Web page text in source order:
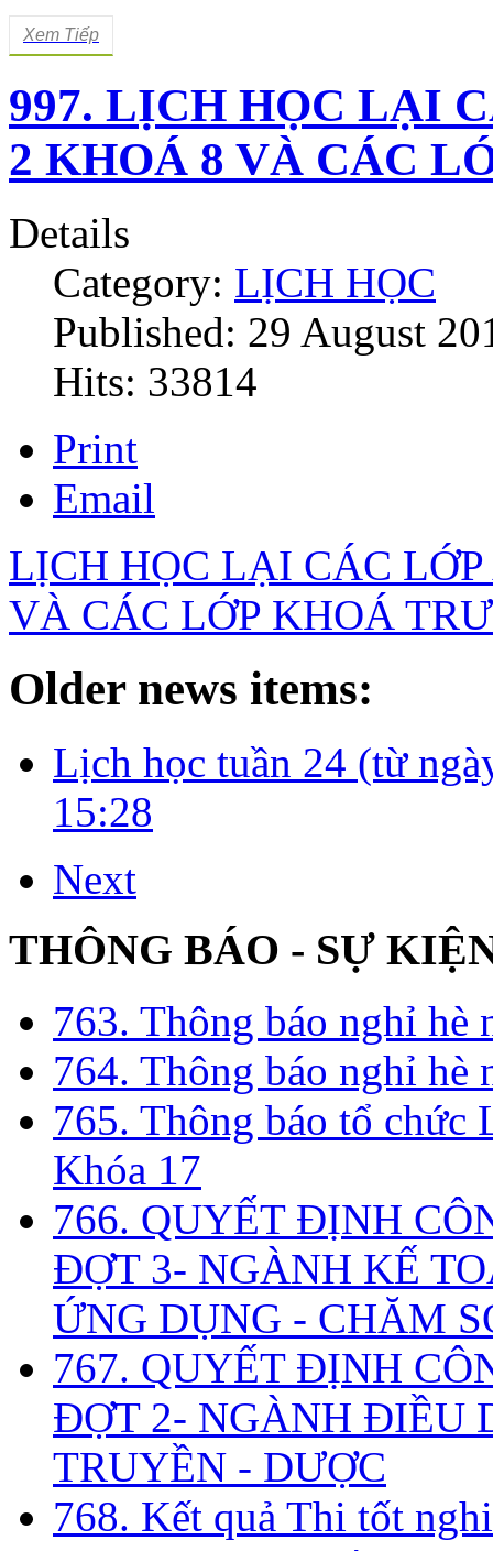
Xem Tiếp
997. LỊCH HỌC LẠI
2 KHOÁ 8 VÀ CÁC
Details
Category: LỊCH HỌC
Published: 29 August
Hits: 33814
Print
Email
LỊCH HỌC LẠI CÁC
VÀ CÁC LỚP KHOÁ
Older news items:
Lịch học tuần 24 (từ
15:28
Next
THÔNG BÁO - SỰ
763. Thông báo nghỉ hè
764. Thông báo nghỉ hè
765. Thông báo tổ chức
Khóa 17
766. QUYẾT ĐỊNH
ĐỢT 3- NGÀNH KẾ
ỨNG DỤNG - CHĂM
767. QUYẾT ĐỊNH
ĐỢT 2- NGÀNH ĐIỀU
TRUYỀN - DƯỢC
768. Kết quả Thi tốt